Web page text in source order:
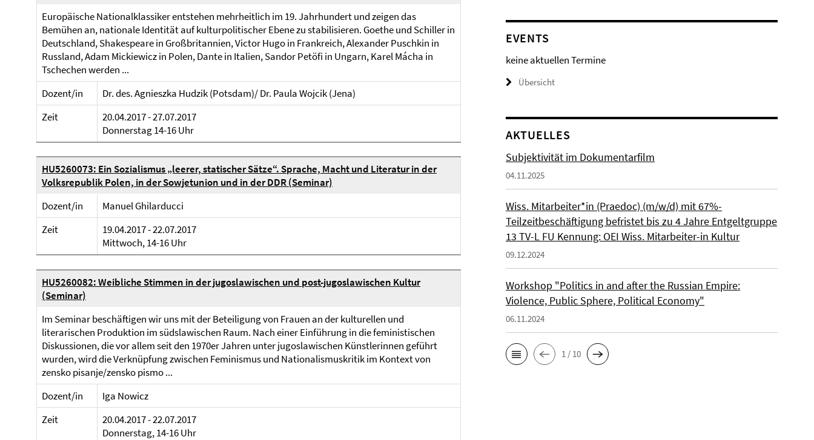
Europäische Nationalklassiker entstehen mehrheitlich im 19. Jahrhundert und zeigen das
Bemühen an, nationale Identität auf kulturpolitischer Ebene zu stabilisieren. Goethe und Schiller in
Deutschland, Shakespeare in Großbritannien, Victor Hugo in Frankreich, Alexander Puschkin in
Russland, Adam Mickiewicz in Polen, Dante in Italien, Sandor Petöfi in Ungarn, Karel Mácha in
Tschechen werden ...
Dozent/in
Dr. des. Agnieszka Hudzik (Potsdam)/ Dr. Paula Wojcik (Jena)
Zeit
20.04.2017 - 27.07.2017
Donnerstag 14-16 Uhr
HU5260073: Ein Sozialismus „leerer, statischer Sätze“. Sprache, Macht und Literatur in der
Volksrepublik Polen, in der Sowjetunion und in der DDR (Seminar)
Dozent/in
Manuel Ghilarducci
Zeit
19.04.2017 - 22.07.2017
Mittwoch, 14-16 Uhr
HU5260082: Weibliche Stimmen in der jugoslawischen und post-jugoslawischen Kultur
(Seminar)
Im Seminar beschäftigen wir uns mit der Beteiligung von Frauen an der kulturellen und
literarischen Produktion im südslawischen Raum. Nach einer Einführung in die feministischen
Diskussionen, die vor allem seit den 1970er Jahren unter jugoslawischen Künstlerinnen geführt
wurden, wird die Verknüpfung zwischen Feminismus und Nationalismuskritik im Kontext von
zensko pisanje/zensko pismo ...
Dozent/in
Iga Nowicz
Zeit
20.04.2017 - 22.07.2017
Donnerstag, 14-16 Uhr
EVENTS
keine aktuellen Termine
Übersicht
AKTUELLES
Subjektivität im Dokumentarfilm
04.11.2025
Wiss. Mitarbeiter*in (Praedoc) (m/w/d) mit 67%-
Teilzeitbeschäftigung befristet bis zu 4 Jahre Entgeltgruppe
13 TV-L FU Kennung: OEI Wiss. Mitarbeiter-in Kultur
09.12.2024
Workshop "Politics in and after the Russian Empire:
Violence, Public Sphere, Political Economy"
06.11.2024
1 / 10